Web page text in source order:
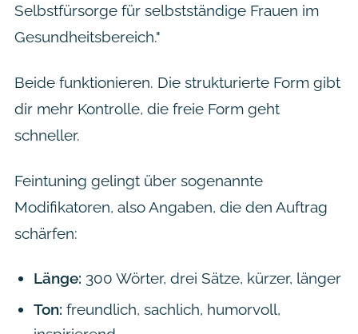
Selbstfürsorge für selbstständige Frauen im
Gesundheitsbereich."
Beide funktionieren. Die strukturierte Form gibt
dir mehr Kontrolle, die freie Form geht
schneller.
Feintuning gelingt über sogenannte
Modifikatoren, also Angaben, die den Auftrag
schärfen:
Länge: 300 Wörter, drei Sätze, kürzer, länger
Ton: freundlich, sachlich, humorvoll,